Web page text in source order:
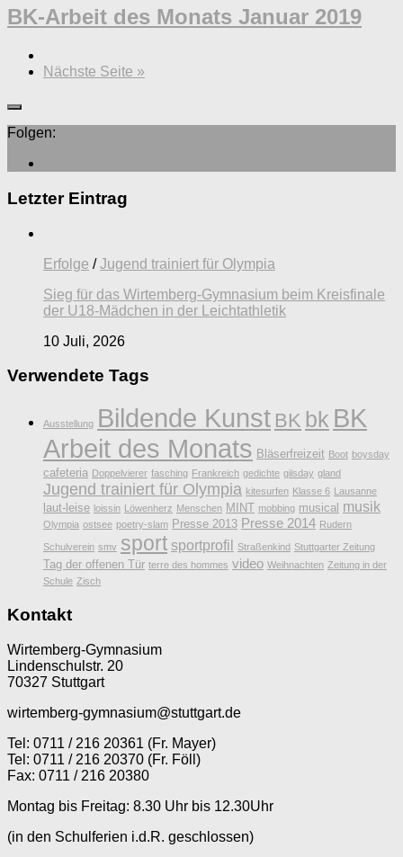
BK-Arbeit des Monats Januar 2019
Nächste Seite »
Folgen:
Letzter Eintrag
Erfolge /Jugend trainiert für Olympia
Sieg für das Wirtemberg-Gymnasium beim Kreisfinale
der U18-Mädchen in der Leichtathletik
10 Juli, 2026
Verwendete Tags
Ausstellung Bildende Kunst BK bk BK
Arbeit des Monats Bläserfreizeit Boot boysday
cafeteria Doppelvierer fasching Frankreich gedichte gilsday gland
Jugend trainiert für Olympia kitesurfen Klasse 6 Lausanne
laut-leise loissin Löwenherz Menschen MINT mobbing musical musik
Olympia ostsee poetry-slam Presse 2013 Presse 2014 Rudern
Schulverein smv sport sportprofil Straßenkind Stuttgarter Zeitung
Tag der offenen Tür terre des hommes video Weihnachten Zeitung in der
Schule Zisch
Kontakt
Wirtemberg-Gymnasium
Lindenschulstr. 20
70327 Stuttgart
wirtemberg-gymnasium@stuttgart.de
Tel: 0711 / 216 20361 (Fr. Mayer)
Tel: 0711 / 216 20370 (Fr. Föll)
Fax: 0711 / 216 20380
Montag bis Freitag: 8.30 Uhr bis 12.30Uhr
(in den Schulferien i.d.R. geschlossen)